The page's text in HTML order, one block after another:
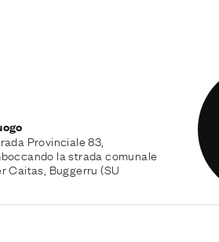
Provinciale 83,
la strada comunale
Caitas, Buggerru (SU